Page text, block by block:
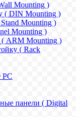
Mounting )
( DIN Mounting )
Mounting )
Mounting )
ARM Mounting )
( Rack
РС
панели ( Digital